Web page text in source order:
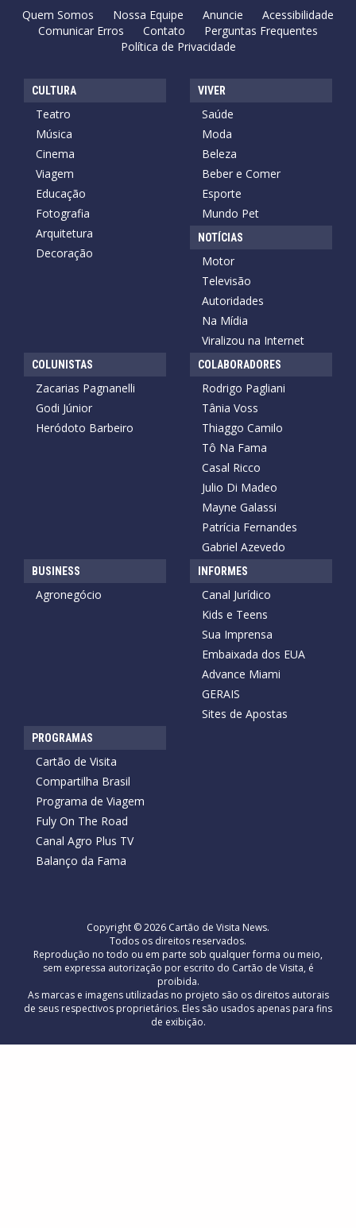
Quem Somos Nossa Equipe Anuncie
Acessibilidade
Comunicar Erros
Contato
Perguntas Frequentes
Política de Privacidade
CULTURA
Teatro
Música
Cinema
Viagem
Educação
Fotografia
Arquitetura
Decoração
VIVER
Saúde
Moda
Beleza
Beber e Comer
Esporte
Mundo Pet
NOTÍCIAS
Motor
Televisão
Autoridades
Na Mídia
Viralizou na Internet
COLUNISTAS
Zacarias Pagnanelli
Godi Júnior
Heródoto Barbeiro
COLABORADORES
Rodrigo Pagliani
Tânia Voss
Thiaggo Camilo
Tô Na Fama
Casal Ricco
Julio Di Madeo
Mayne Galassi
Patrícia Fernandes
Gabriel Azevedo
BUSINESS
Agronegócio
INFORMES
Canal Jurídico
Kids e Teens
Sua Imprensa
Embaixada dos EUA
Advance Miami
GERAIS
Sites de Apostas
PROGRAMAS
Cartão de Visita
Compartilha Brasil
Programa de Viagem
Fuly On The Road
Canal Agro Plus TV
Balanço da Fama
Copyright © 2026 Cartão de Visita News.
Todos os direitos reservados.
Reprodução no todo ou em parte sob qualquer forma ou meio,
sem expressa autorização por escrito do Cartão de Visita, é
proibida.
As marcas e imagens utilizadas no projeto são os direitos autorais
de seus respectivos proprietários. Eles são usados ​​apenas para fins
de exibição.